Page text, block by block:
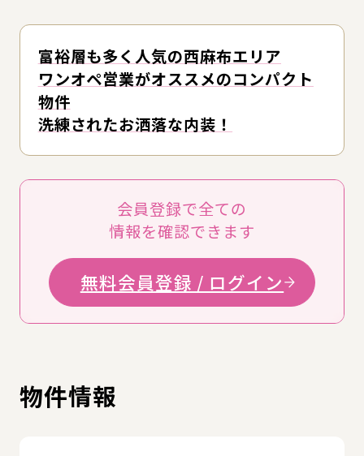
富裕層も多く人気の西麻布エリア
ワンオペ営業がオススメのコンパクト
物件
洗練されたお洒落な内装！
会員登録で全ての
情報を確認できます
無料会員登録 / ログイン
物件情報